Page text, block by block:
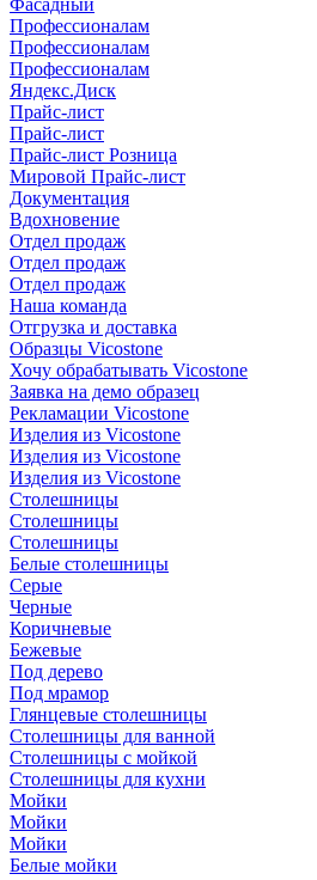
Фасадный
Профессионалам
Профессионалам
Профессионалам
Яндекс.Диск
Прайс-лист
Прайс-лист
Прайс-лист Розница
Мировой Прайс-лист
Документация
Вдохновение
Отдел продаж
Отдел продаж
Отдел продаж
Наша команда
Отгрузка и доставка
Образцы Vicostone
Хочу обрабатывать Vicostone
Заявка на демо образец
Рекламации Vicostone
Изделия из Vicostone
Изделия из Vicostone
Изделия из Vicostone
Столешницы
Столешницы
Столешницы
Белые столешницы
Серые
Черные
Коричневые
Бежевые
Под дерево
Под мрамор
Глянцевые столешницы
Столешницы для ванной
Столешницы с мойкой
Столешницы для кухни
Мойки
Мойки
Мойки
Белые мойки